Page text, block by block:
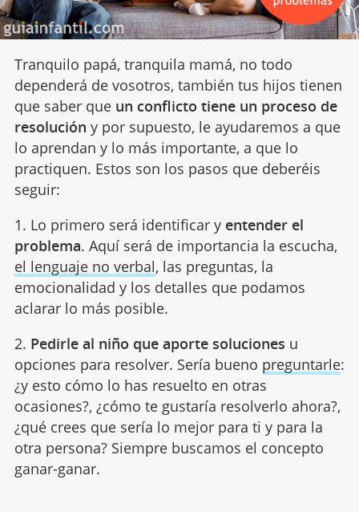
Tranquilo papá, tranquila mamá, no todo
dependerá de vosotros, también tus hijos tienen
que saber que un conflicto tiene un proceso de
resolución y por supuesto, le ayudaremos a que
lo aprendan y lo más importante, a que lo
practiquen. Estos son los pasos que deberéis
seguir:
1. Lo primero será identificar y entender el
problema. Aquí será de importancia la escucha,
el lenguaje no verbal, las preguntas, la
emocionalidad y los detalles que podamos
aclarar lo más posible.
2. Pedirle al niño que aporte soluciones u
opciones para resolver. Sería bueno preguntarle:
¿y esto cómo lo has resuelto en otras
ocasiones?, ¿cómo te gustaría resolverlo ahora?,
¿qué crees que sería lo mejor para ti y para la
otra persona? Siempre buscamos el concepto
ganar-ganar.